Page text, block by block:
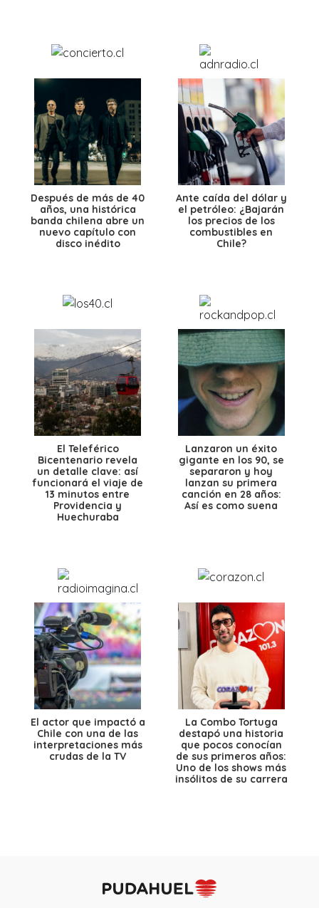
Después de más de 40
años, una histórica
banda chilena abre un
nuevo capítulo con
disco inédito
Ante caída del dólar y
el petróleo: ¿Bajarán
los precios de los
combustibles en
Chile?
El Teleférico
Bicentenario revela
un detalle clave: así
funcionará el viaje de
13 minutos entre
Providencia y
Huechuraba
Lanzaron un éxito
gigante en los 90, se
separaron y hoy
lanzan su primera
canción en 28 años:
Así es como suena
El actor que impactó a
Chile con una de las
interpretaciones más
crudas de la TV
La Combo Tortuga
destapó una historia
que pocos conocían
de sus primeros años:
Uno de los shows más
insólitos de su carrera